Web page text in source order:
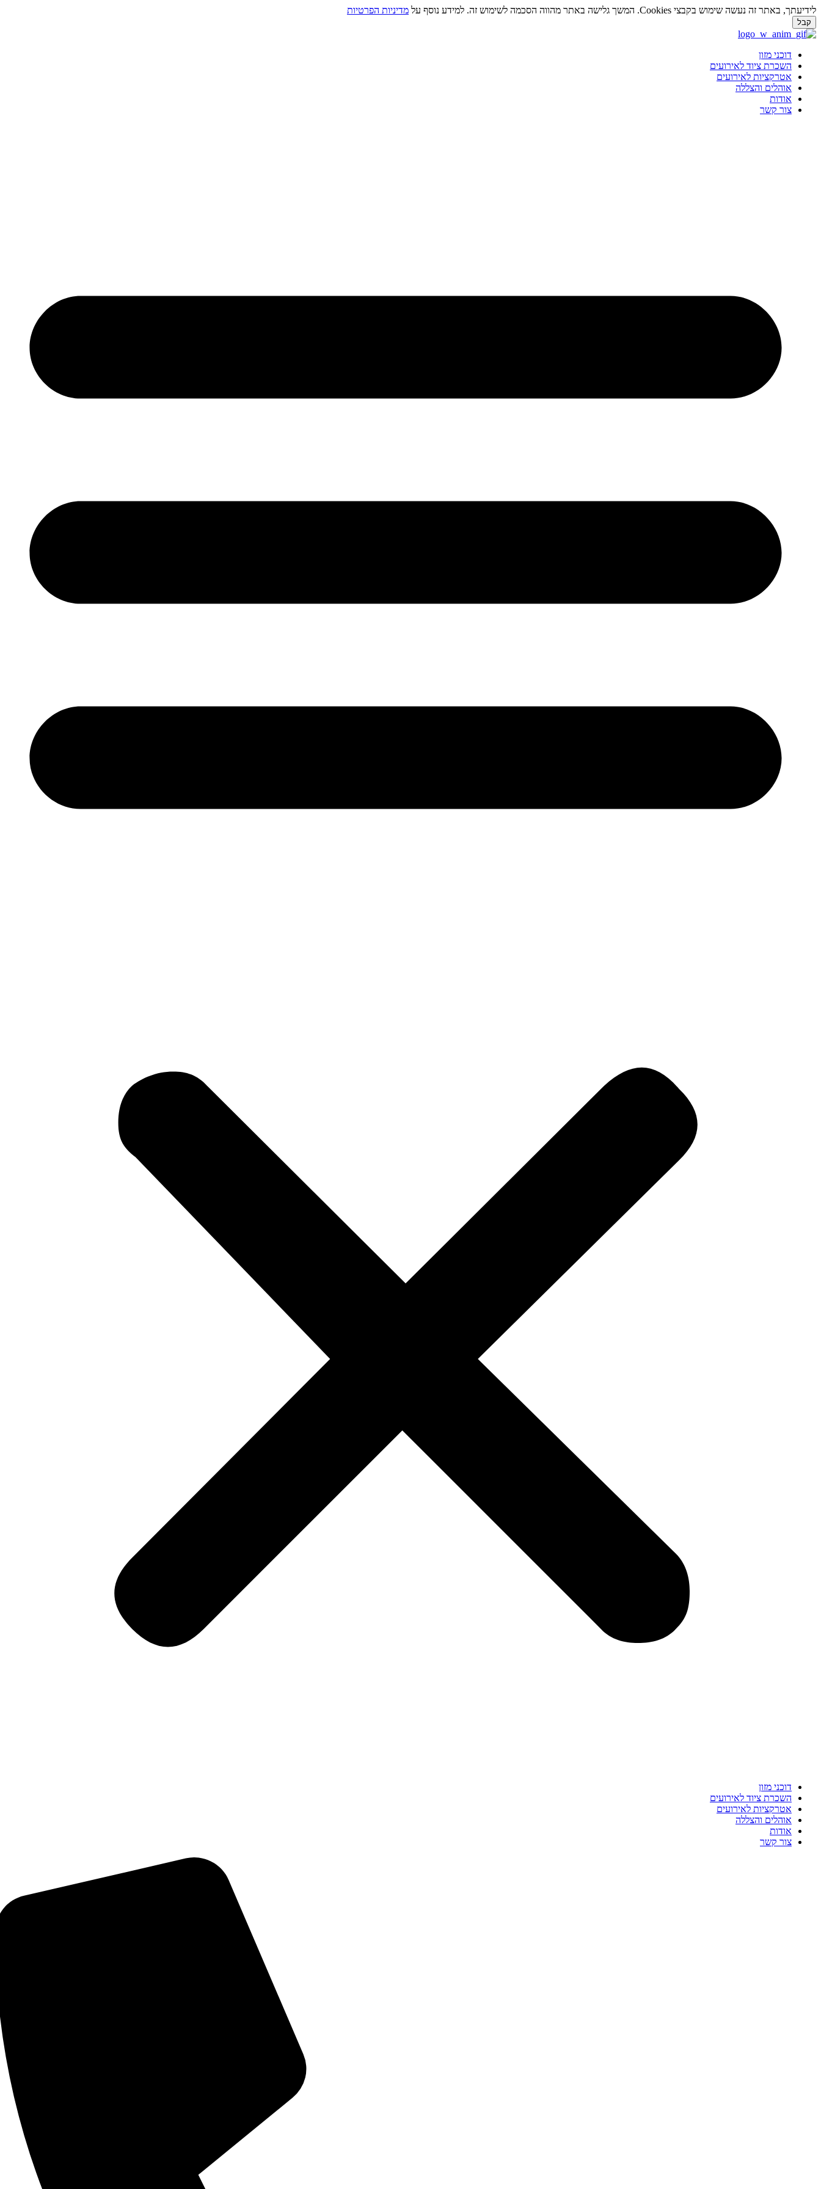
לידיעתך, באתר זה נעשה שימוש בקבצי Cookies. המשך גלישה באתר מהווה הסכמה לשימוש זה. למידע נוסף על מדיניות הפרטיות
קבל
דלג
דוכני מזון
השכרת ציוד לאירועים
אטרקציות לאירועים
אוהלים והצללה
אודות
צור קשר
דוכני מזון
השכרת ציוד לאירועים
אטרקציות לאירועים
אוהלים והצללה
אודות
צור קשר